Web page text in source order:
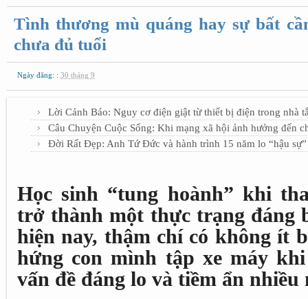
Tình thương mù quáng hay sự bất
chưa đủ tuổi
Ngày đăng: : 30 tháng 9
Lời Cảnh Báo: Nguy cơ điện giật từ thiết bị điện trong nhà
Câu Chuyện Cuộc Sống: Khi mạng xã hội ảnh hưởng đến
Đời Rất Đẹp: Anh Tứ Đức và hành trình 15 năm lo “hậu
Học sinh “tung hoành” khi
trở thành một thực trạng đáng
hiện nay, thậm chí có không ít
hứng con mình tập xe máy
vấn đề đáng lo và tiềm ẩn nhiều